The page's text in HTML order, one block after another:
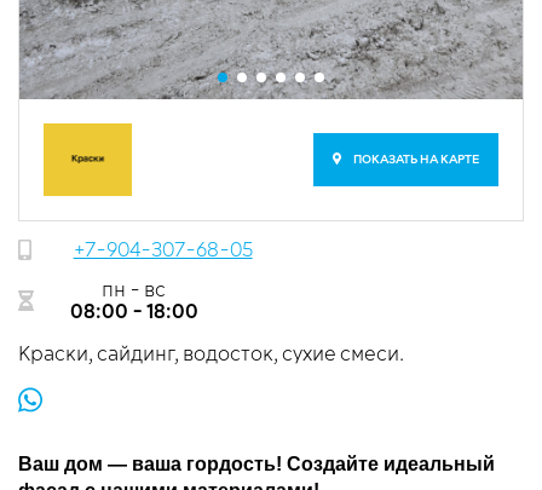
ПОКАЗАТЬ НА КАРТЕ
+7-904-307-68-05
пн - вс
08:00 - 18:00
Краски, сайдинг, водосток, сухие смеси.
Ваш дом — ваша гордость! Создайте идеальный